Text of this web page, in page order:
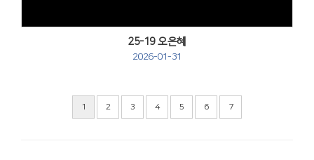
25-19 오은혜
2026-01-31
1 2 3 4 5 6 7